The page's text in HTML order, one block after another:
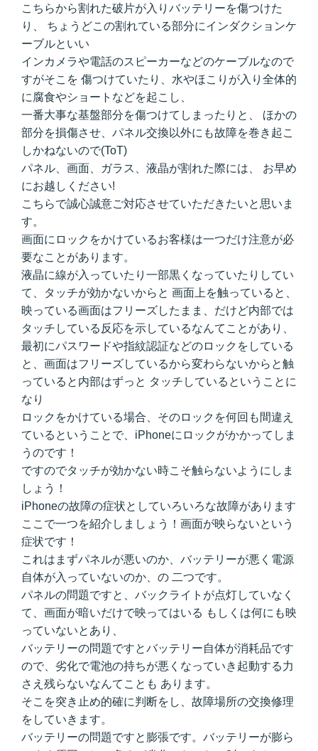
こちらから割れた破片が入りバッテリーを傷つけた
り、 ちょうどこの割れている部分にインダクションケ
ーブルといい
インカメラや電話のスピーカーなどのケーブルなので
すがそこを 傷つけていたり、水やほこりが入り全体的
に腐食やショートなどを起こし、
一番大事な基盤部分を傷つけてしまったりと、 ほかの
部分を損傷させ、パネル交換以外にも故障を巻き起こ
しかねないので(ToT)
パネル、画面、ガラス、液晶が割れた際には、 お早め
にお越しください!
こちらで誠心誠意ご対応させていただきたいと思いま
す。
画面にロックをかけているお客様は一つだけ注意が必
要なことがあります。
液晶に線が入っていたり一部黒くなっていたりしてい
て、タッチが効かないからと 画面上を触っていると、
映っている画面はフリーズしたまま、だけど内部では
タッチしている反応を示しているなんてことがあり、
最初にパスワードや指紋認証などのロックをしている
と、画面はフリーズしているから変わらないからと触
っていると内部はずっと タッチしているということに
なり
ロックをかけている場合、そのロックを何回も間違え
ているということで、iPhoneにロックがかかってしま
うのです！
ですのでタッチが効かない時こそ触らないようにしま
しょう！
iPhoneの故障の症状としていろいろな故障があります
ここで一つを紹介しましょう！画面が映らないという
症状です！
これはまずパネルが悪いのか、バッテリーが悪く電源
自体が入っていないのか、の 二つです。
パネルの問題ですと、バックライトが点灯していなく
て、画面が暗いだけで映ってはいる もしくは何にも映
っていないとあり、
バッテリーの問題ですとバッテリー自体が消耗品です
ので、劣化で電池の持ちが悪くなっていき起動する力
さえ残らないなんてことも あります。
そこを突き止め的確に判断をし、故障場所の交換修理
をしていきます。
バッテリーの問題ですと膨張です。バッテリーが膨ら